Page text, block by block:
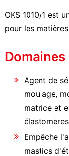
OKS 1010/1 est
pour les
Domaines
Agent de
moulage,
matrice et
élastomères
Empêche
mastics